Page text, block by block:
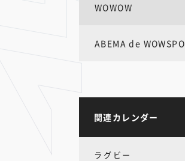
WOWOW
ABEMA de WOWSPO
関連カレンダー
ラグビー